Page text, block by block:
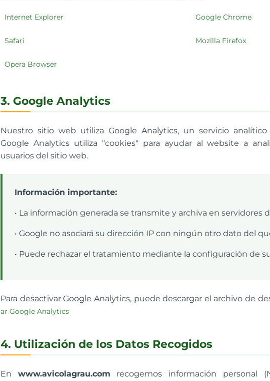
Internet Explorer Google Chrome
Safari Mozilla Firefox
Opera Browser
3. Google Analytics
Nuestro sitio web utiliza Google Analytics, un servicio
Google Analytics utiliza "cookies" para ayudar al website a
usuarios del sitio web.
Información importante:
• La información generada se transmite y archiva en servidores
• Google no asociará su dirección IP con ningún otro dato del
• Puede rechazar el tratamiento mediante la configuración de
Para desactivar Google Analytics, puede descargar el archivo de
ar Google Analytics
4. Utilización de los Datos Recogidos
En www.avicolagrau.com recogemos información personal